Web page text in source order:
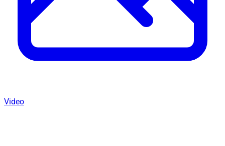
Video